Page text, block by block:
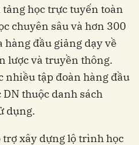
học trực tuyến toàn
chuyên sâu và hơn 300
hàng đầu giảng dạy về
lược và truyền thông.
nhiều tập đoàn hàng đầu
thuộc danh sách
dụng.
trợ xây dựng lộ trình học